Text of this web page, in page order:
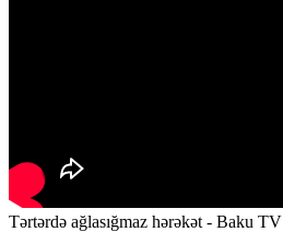
Tərtərdə ağlasığmaz hərəkət - Baku TV